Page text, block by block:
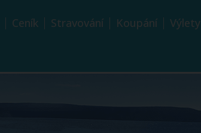
Ceník Stravování Koupání Výlety